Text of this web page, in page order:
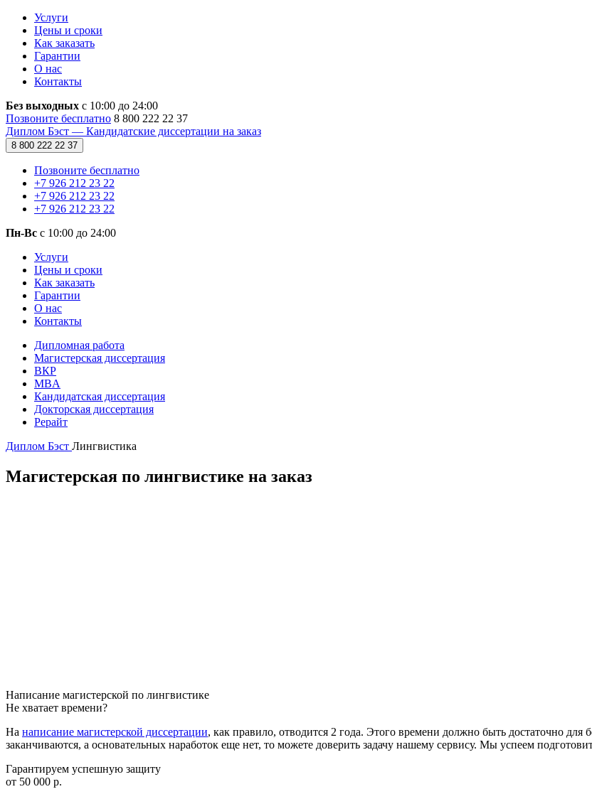
Услуги
Цены и сроки
Как заказать
Гарантии
О нас
Контакты
Без выходных с 10:00 до 24:00
Позвоните бесплатно 8 800 222 22 37
Диплом Бэст — Кандидатские диссертации на заказ
8 800 222 22 37
Позвоните бесплатно
+7 926 212 23 22
+7 926 212 23 22
+7 926 212 23 22
Пн-Вс с 10:00 до 24:00
Услуги
Цены и сроки
Как заказать
Гарантии
О нас
Контакты
Дипломная работа
Магистерская диссертация
ВКР
MBA
Кандидатская диссертация
Докторская диссертация
Рерайт
Диплом Бэст Лингвистика
Магистерская по лингвистике на заказ
Написание магистерской по лингвистике
Не хватает времени?
На написание магистерской диссертации, как правило, отводится 2 года. Этого времени должно быть достаточно
заканчиваются, а основательных наработок еще нет, то можете доверить задачу нашему сервису. Мы успеем
Гарантируем успешную защиту
от 50 000 р.